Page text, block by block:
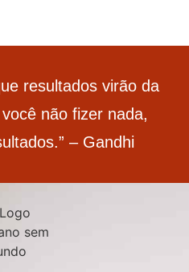
resultados virão da
não fizer nada,
– Gandhi